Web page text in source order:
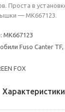
Проста в
— MK667123.
Fuso Canter TF,
FOX
Характеристики